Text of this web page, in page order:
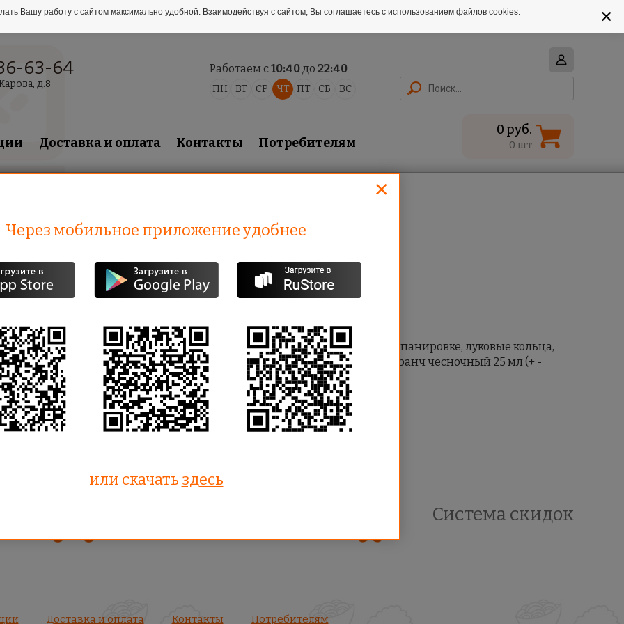
×
Вашу работу с сайтом максимально удобной. Взаимодействуя с сайтом, Вы соглашаетесь с использованием файлов cookies.
63-64
д.8
Работаем с10:40до 22:40
ПН ВТ СР ЧТ ПТ СБ ВС
Доставка и оплата Контакты Потребителям
0 руб.
0 шт
1345руб.
1235руб.
Состав:Картофель по-деревенски, сочное куриное филе в панировке, луковые кольца,
крылышки барбекю, Соус Heinz Кисло-Сладкий 25мл, Соус ранч чесночный 25 мл (+ -
30гр.)
Хочу
Система скидок
Доставка и оплата Контакты Потребителям
Через мобильное приложение удобнее
или скачать здесь
×